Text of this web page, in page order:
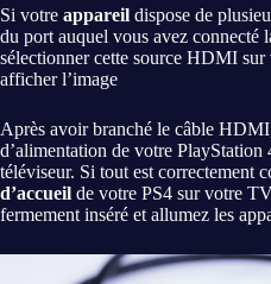
Si votre appareil dispose de
du port auquel vous avez connecté
sélectionner cette source HDMI
afficher l’image
Après avoir branché le câble
d’alimentation de votre PlayStation
téléviseur. Si tout est correctement
d’accueil de votre PS4 sur votre
fermement inséré et allumez les